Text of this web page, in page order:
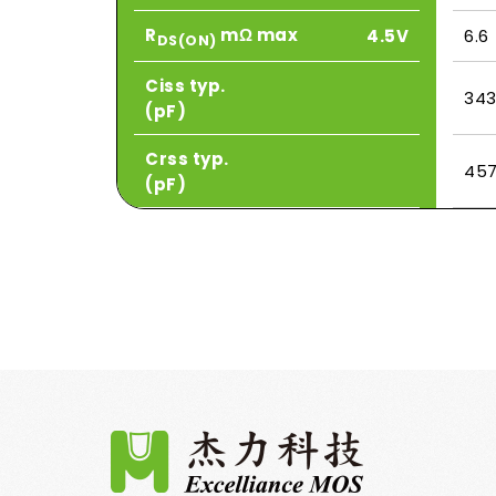
RDS(ON) mΩ max 4.5V 6.6
Ciss typ.
(pF)
Crss typ.
(pF)